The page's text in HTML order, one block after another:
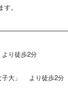
。
徒歩2分
大」 より徒歩2分